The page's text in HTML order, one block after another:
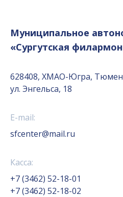
Муниципальное
«Сургутская
628408, ХМАО-Югра,
ул. Энгельса, 18
E-mail:
sfcenter@mail.ru
Касса:
+7 (3462) 52-18-01
+7 (3462) 52-18-02